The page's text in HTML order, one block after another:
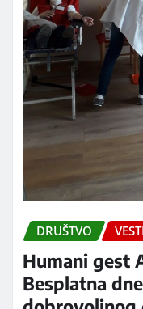
DRUŠTVO
Humani gest
Besplatna